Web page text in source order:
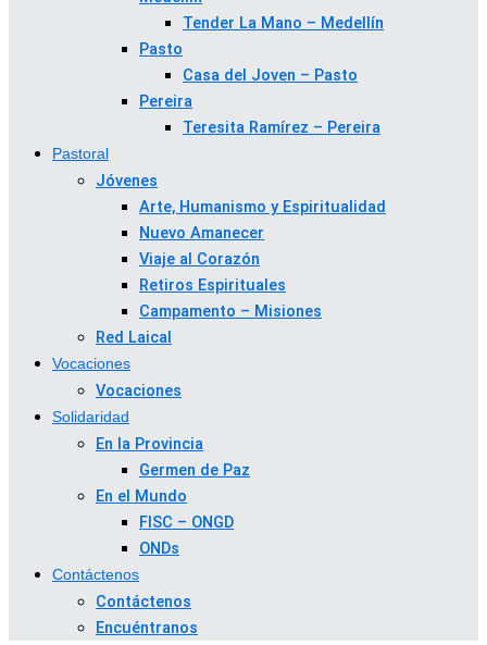
Tender La Mano – Medellín
Pasto
Casa del Joven – Pasto
Pereira
Teresita Ramírez – Pereira
Pastoral
Jóvenes
Arte, Humanismo y Espiritualidad
Nuevo Amanecer
Viaje al Corazón
Retiros Espirituales
Campamento – Misiones
Red Laical
Vocaciones
Vocaciones
Solidaridad
En la Provincia
Germen de Paz
En el Mundo
FISC – ONGD
ONDs
Contáctenos
Contáctenos
Encuéntranos